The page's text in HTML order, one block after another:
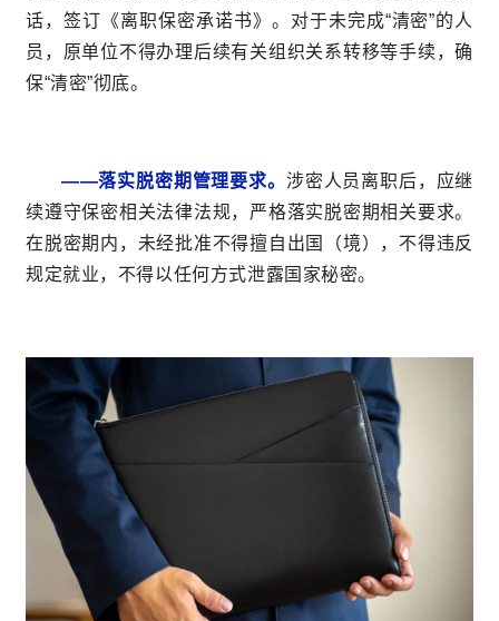
话，签订《离职保密承诺书》。对于未完成“清密”的人
员，原单位不得办理后续有关组织关系转移等手续，确
保“清密”彻底。
——落实脱密期管理要求。 涉密人员离职后，应继
续遵守保密相关法律法规，严格落实脱密期相关要求。
在脱密期内，未经批准不得擅自出国（境），不得违反
规定就业，不得以任何方式泄露国家秘密。